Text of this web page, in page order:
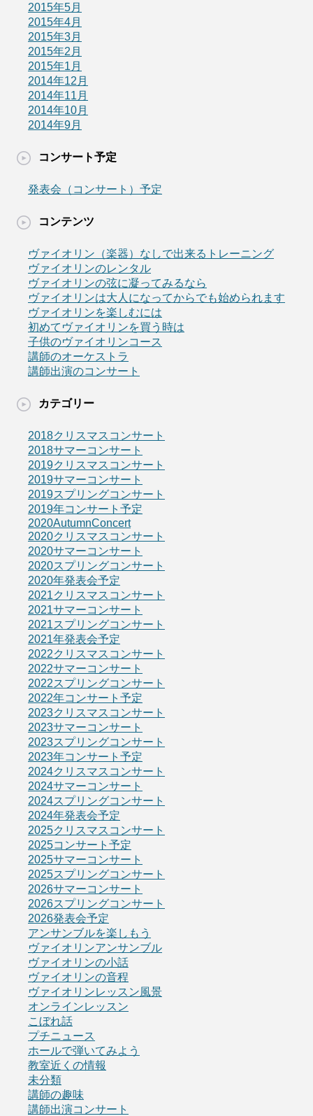
2015年5月
2015年4月
2015年3月
2015年2月
2015年1月
2014年12月
2014年11月
2014年10月
2014年9月
コンサート予定
発表会（コンサート）予定
コンテンツ
ヴァイオリン（楽器）なしで出来るトレーニング
ヴァイオリンのレンタル
ヴァイオリンの弦に凝ってみるなら
ヴァイオリンは大人になってからでも始められます
ヴァイオリンを楽しむには
初めてヴァイオリンを買う時は
子供のヴァイオリンコース
講師のオーケストラ
講師出演のコンサート
カテゴリー
2018クリスマスコンサート
2018サマーコンサート
2019クリスマスコンサート
2019サマーコンサート
2019スプリングコンサート
2019年コンサート予定
2020AutumnConcert
2020クリスマスコンサート
2020サマーコンサート
2020スプリングコンサート
2020年発表会予定
2021クリスマスコンサート
2021サマーコンサート
2021スプリングコンサート
2021年発表会予定
2022クリスマスコンサート
2022サマーコンサート
2022スプリングコンサート
2022年コンサート予定
2023クリスマスコンサート
2023サマーコンサート
2023スプリングコンサート
2023年コンサート予定
2024クリスマスコンサート
2024サマーコンサート
2024スプリングコンサート
2024年発表会予定
2025クリスマスコンサート
2025コンサート予定
2025サマーコンサート
2025スプリングコンサート
2026サマーコンサート
2026スプリングコンサート
2026発表会予定
アンサンブルを楽しもう
ヴァイオリンアンサンブル
ヴァイオリンの小話
ヴァイオリンの音程
ヴァイオリンレッスン風景
オンラインレッスン
こぼれ話
プチニュース
ホールで弾いてみよう
教室近くの情報
未分類
講師の趣味
講師出演コンサート